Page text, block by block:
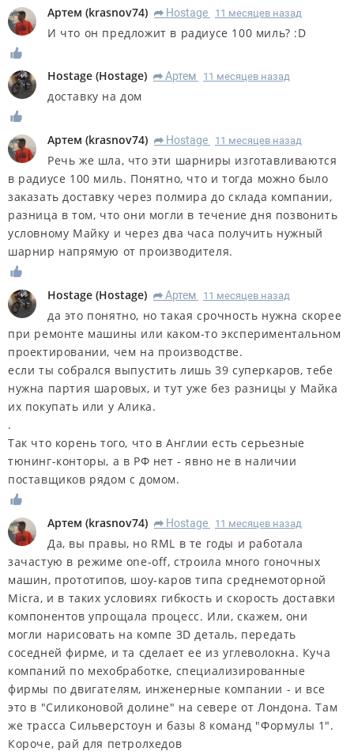
Артем (krasnov74) R Hostage 11 месяцев назад
И что он предложит в радиусе 100 миль? :D
Hostage (Hostage) R Артем 11 месяцев назад
доставку на дом
Артем (krasnov74) R Hostage 11 месяцев назад
Речь же шла, что эти шарниры изготавливаются
в радиусе 100 миль. Понятно, что и тогда можно было
заказать доставку через полмира до склада компании,
разница в том, что они могли в течение дня позвонить
условному Майку и через два часа получить нужный
шарнир напрямую от производителя.
Hostage (Hostage) R Артем 11 месяцев назад
да это понятно, но такая срочность нужна скорее
при ремонте машины или каком-то экспериментальном
проектировании, чем на производстве.
если ты собрался выпустить лишь 39 суперкаров, тебе
нужна партия шаровых, и тут уже без разницы у Майка
их покупать или у Алика.
.
Так что корень того, что в Англии есть серьезные
тюнинг-конторы, а в РФ нет - явно не в наличии
поставщиков рядом с домом.
Артем (krasnov74) R Hostage 11 месяцев назад
Да, вы правы, но RML в те годы и работала
зачастую в режиме one-off, строила много гоночных
машин, прототипов, шоу-каров типа среднемоторной
Micra, и в таких условиях гибкость и скорость доставки
компонентов упрощала процесс. Или, скажем, они
могли нарисовать на компе 3D деталь, передать
соседней фирме, и та сделает ее из углеволокна. Куча
компаний по мехобработке, специализированные
фирмы по двигателям, инженерные компании - и все
это в "Силиконовой долине" на севере от Лондона. Там
же трасса Сильверстоун и базы 8 команд "Формулы 1".
Короче, рай для петролхедов